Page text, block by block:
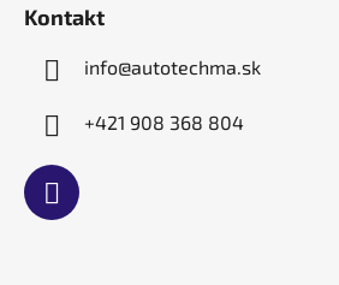
Kontakt
info@autotechma.sk
+421 908 368 804